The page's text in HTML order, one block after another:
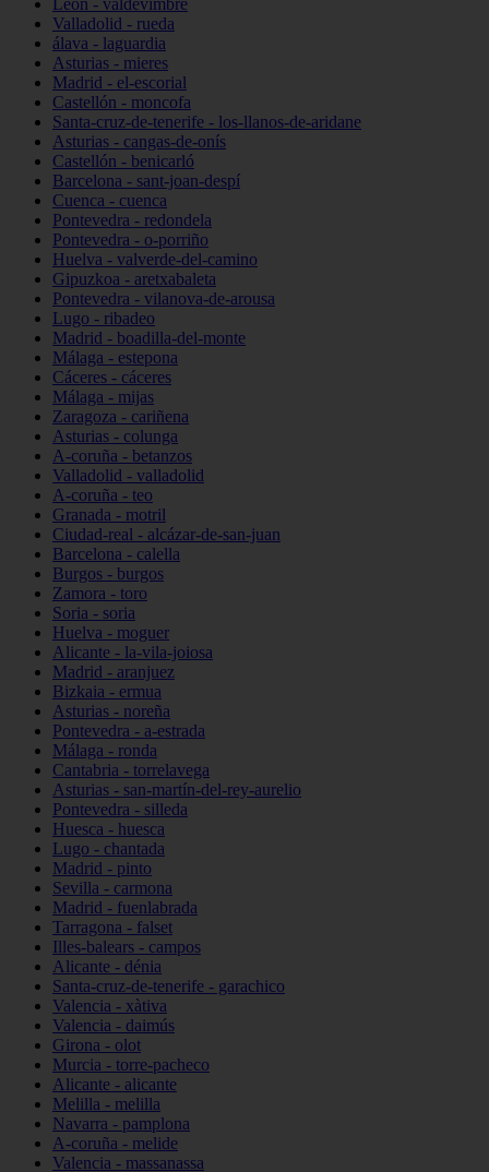
León - valdevimbre
Valladolid - rueda
álava - laguardia
Asturias - mieres
Madrid - el-escorial
Castellón - moncofa
Santa-cruz-de-tenerife - los-llanos-de-aridane
Asturias - cangas-de-onís
Castellón - benicarló
Barcelona - sant-joan-despí
Cuenca - cuenca
Pontevedra - redondela
Pontevedra - o-porriño
Huelva - valverde-del-camino
Gipuzkoa - aretxabaleta
Pontevedra - vilanova-de-arousa
Lugo - ribadeo
Madrid - boadilla-del-monte
Málaga - estepona
Cáceres - cáceres
Málaga - mijas
Zaragoza - cariñena
Asturias - colunga
A-coruña - betanzos
Valladolid - valladolid
A-coruña - teo
Granada - motril
Ciudad-real - alcázar-de-san-juan
Barcelona - calella
Burgos - burgos
Zamora - toro
Soria - soria
Huelva - moguer
Alicante - la-vila-joiosa
Madrid - aranjuez
Bizkaia - ermua
Asturias - noreña
Pontevedra - a-estrada
Málaga - ronda
Cantabria - torrelavega
Asturias - san-martín-del-rey-aurelio
Pontevedra - silleda
Huesca - huesca
Lugo - chantada
Madrid - pinto
Sevilla - carmona
Madrid - fuenlabrada
Tarragona - falset
Illes-balears - campos
Alicante - dénia
Santa-cruz-de-tenerife - garachico
Valencia - xàtiva
Valencia - daimús
Girona - olot
Murcia - torre-pacheco
Alicante - alicante
Melilla - melilla
Navarra - pamplona
A-coruña - melide
Valencia - massanassa